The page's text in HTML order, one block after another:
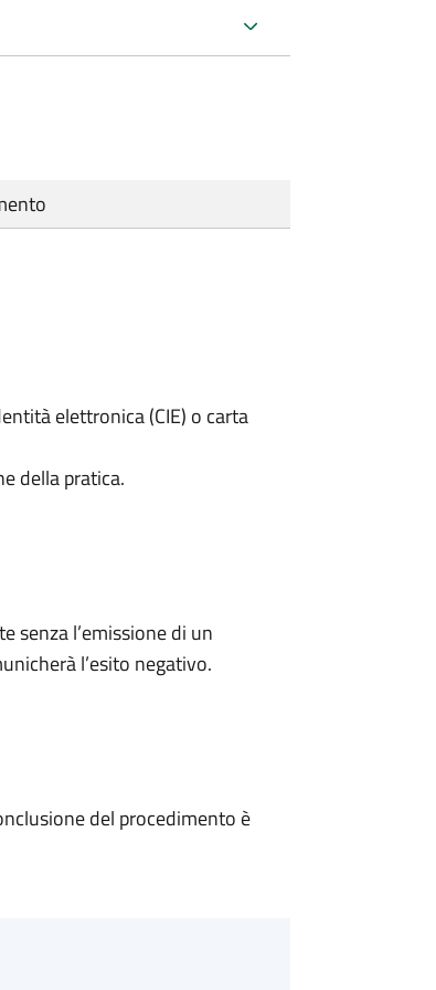
elettronica (CIE) o carta
della pratica.
senza l’emissione di un
l’esito negativo.
del procedimento è